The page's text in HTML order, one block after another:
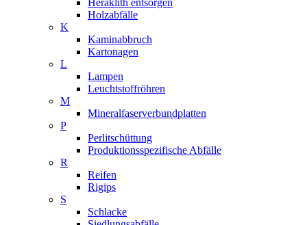
Heraklith entsorgen
Holzabfälle
K
Kaminabbruch
Kartonagen
L
Lampen
Leuchtstoffröhren
M
Mineralfaserverbundplatten
P
Perlitschüttung
Produktionsspezifische Abfälle
R
Reifen
Rigips
S
Schlacke